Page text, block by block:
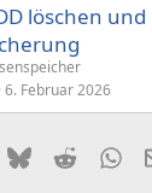
löschen und
6. Februar 2026
(Twitter)
BlueskyReddit